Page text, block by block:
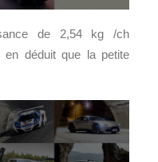
de 2,54 kg /ch
en déduit que la petite